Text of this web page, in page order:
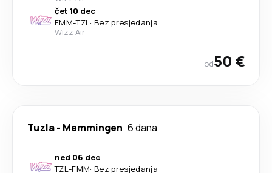
čet 10 dec
FMM-TZL· Bez presjedanja
Wizz Air
od50 €
Tuzla- Memmingen 6 dana
ned 06 dec
TZL-FMM· Bez presjedanja